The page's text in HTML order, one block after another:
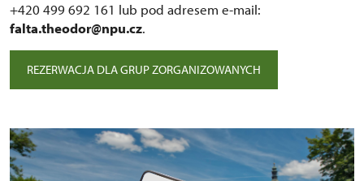
+420 499 692 161 lub pod adresem e-mail:
falta.theodor@npu.cz.
REZERWACJA DLA GRUP ZORGANIZOWANYCH